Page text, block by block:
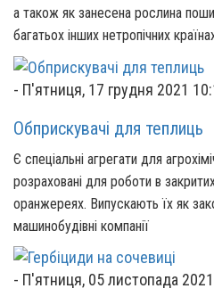
а також як занесена рослина
багатьох інших нетропічних
- П'ятниця, 17 грудня 2021
Обприскувачі для теплиць
Є спеціальні агрегати для
розраховані для роботи в
оранжереях. Випускають їх як
машинобудівні компанії
- П'ятниця, 05 листопада